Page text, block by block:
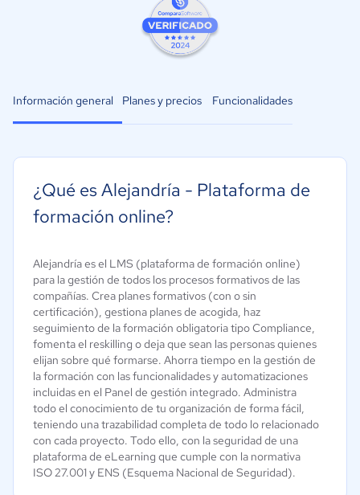
Información general Planes y precios Funcionalidades
¿Qué es Alejandría - Plataforma de
formación online?
Alejandría es el LMS (plataforma de formación online)
para la gestión de todos los procesos formativos de las
compañías. Crea planes formativos (con o sin
certificación), gestiona planes de acogida, haz
seguimiento de la formación obligatoria tipo Compliance,
fomenta el reskilling o deja que sean las personas quienes
elijan sobre qué formarse. Ahorra tiempo en la gestión de
la formación con las funcionalidades y automatizaciones
incluidas en el Panel de gestión integrado. Administra
todo el conocimiento de tu organización de forma fácil,
teniendo una trazabilidad completa de todo lo relacionado
con cada proyecto. Todo ello, con la seguridad de una
plataforma de eLearning que cumple con la normativa
ISO 27.001 y ENS (Esquema Nacional de Seguridad).